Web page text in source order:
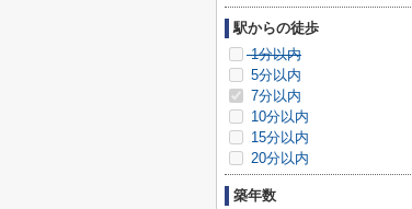
駅からの徒歩
1分以内
5分以内
7分以内
10分以内
15分以内
20分以内
築年数